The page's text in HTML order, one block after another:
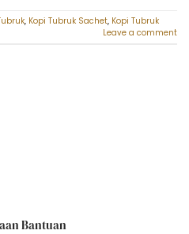
, Kopi Tubruk Sachet, Kopi Tubruk
Leave a comment
Bantuan